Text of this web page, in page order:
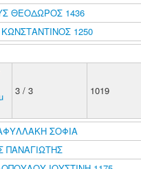
ΘΕΟΔΩΡΟΣ 1436
ΚΩΝΣΤΑΝΤΙΝΟΣ 1250
3 / 3 1019
ΣΟΦΙΑ
ΠΑΝΑΓΙΩΤΗΣ